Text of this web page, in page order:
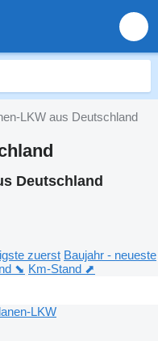
LKW aus Deutschland
Deutschland
zuerst Baujahr - neueste
⬊ Km-Stand ⬈